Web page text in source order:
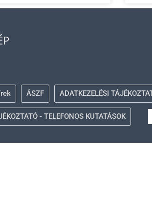
ÁSZF ADATKEZELÉSI
- TELEFONOS KUTATÁSOK